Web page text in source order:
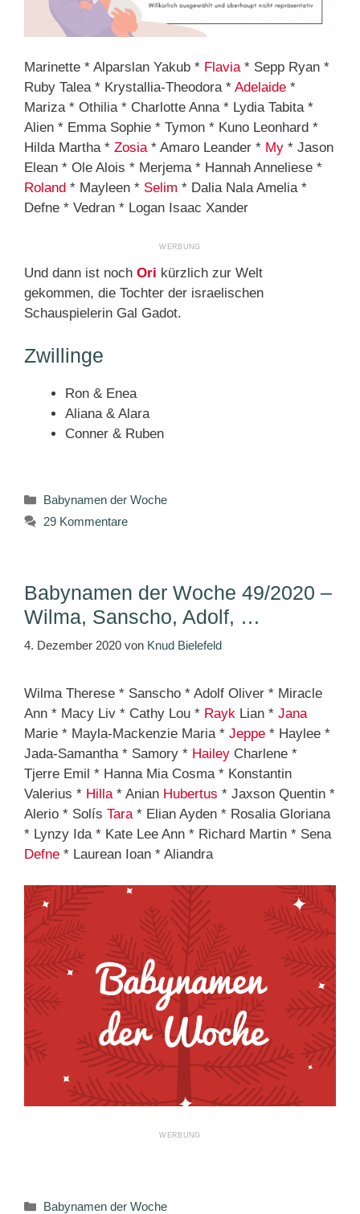
Marinette * Alparslan Yakub * Flavia* Sepp Ryan *
Ruby Talea * Krystallia-Theodora * Adelaide *
Mariza * Othilia * Charlotte Anna * Lydia Tabita *
Alien * Emma Sophie * Tymon * Kuno Leonhard *
Hilda Martha * Zosia* Amaro Leander * My * Jason
Elean * Ole Alois * Merjema * Hannah Anneliese *
Roland * Mayleen * Selim * Dalia Nala Amelia *
Defne * Vedran * Logan Isaac Xander
Und dann ist noch Ori kürzlich zur Welt
gekommen, die Tochter der israelischen
Schauspielerin Gal Gadot.
Zwillinge
Ron & Enea
Aliana & Alara
Conner & Ruben
Kategorien
Babynamen der Woche
29 Kommentare
Babynamen der Woche 49/2020 –
Wilma, Sanscho, Adolf, …
4. Dezember 2020 von Knud Bielefeld
Wilma Therese * Sanscho * Adolf Oliver * Miracle
Ann * Macy Liv * Cathy Lou * Rayk Lian * Jana
Marie * Mayla-Mackenzie Maria * Jeppe * Haylee *
Jada-Samantha * Samory * Hailey Charlene *
Tjerre Emil * Hanna Mia Cosma * Konstantin
Valerius * Hilla* Anian Hubertus * Jaxson Quentin *
Alerio * Solís Tara* Elian Ayden * Rosalia Gloriana
* Lynzy Ida * Kate Lee Ann * Richard Martin * Sena
Defne * Laurean Ioan * Aliandra
Kategorien
Babynamen der Woche